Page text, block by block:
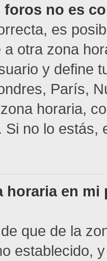
foros no es
es
otra zona
y define
París,
horaria,
Si no lo estás,
horaria en
que de la
establecido,